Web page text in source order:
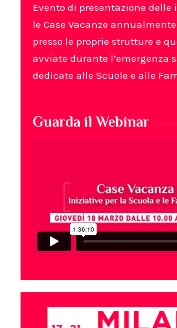
Evento di presentazione delle
le Case Vacanze
presso le proprie strutture e
avviate durante l’emergenza
dedicate alle Scuole e alle
Guarda il Webinar